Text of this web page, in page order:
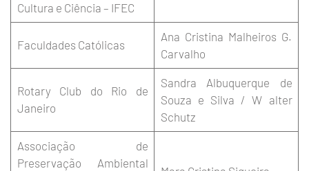
Cultura e Ciência – IFEC
Faculdades Católicas
Ana Cristina Malheiros G.
Carvalho
Rotary Club do Rio de
Janeiro
Sandra Albuquerque de
Souza e Silva / W alter
Schutz
Associação de
Preservação Ambiental